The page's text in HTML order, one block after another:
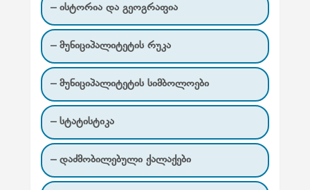
– ისტორია და გეოგრაფია
– მუნიციპალიტეტის რუკა
– მუნიციპალიტეტის სიმბოლოები
– სტატისტიკა
– დაძმობილებული ქალაქები